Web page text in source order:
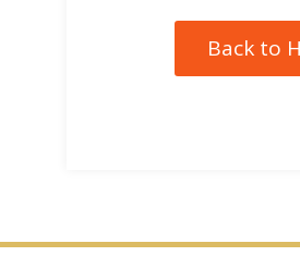
Back to